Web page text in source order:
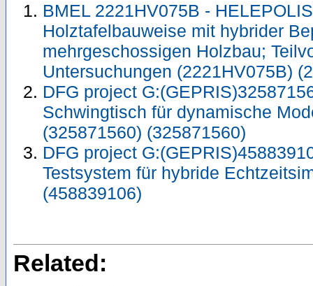
BMEL 2221HV075B -
Holztafelbauweise mit hybrider
mehrgeschossigen Holzbau;
Untersuchungen (2221HV075B)
DFG project
Schwingtisch für dynamische
(325871560) (325871560)
DFG project
Testsystem für hybride
(458839106)
Related: